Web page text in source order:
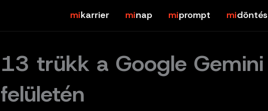
karrier nap prompt döntés
13 trükk a Google Gemini
felületén